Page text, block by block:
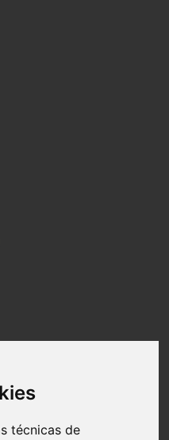
técnicas de